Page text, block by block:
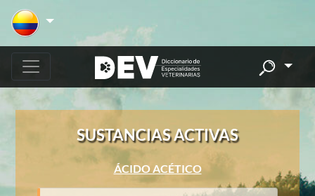
SUSTANCIAS ACTIVAS
ÁCIDO ACÉTICO